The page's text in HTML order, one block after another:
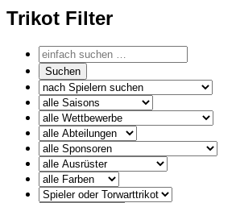
Trikot Filter
alle
Ausruester